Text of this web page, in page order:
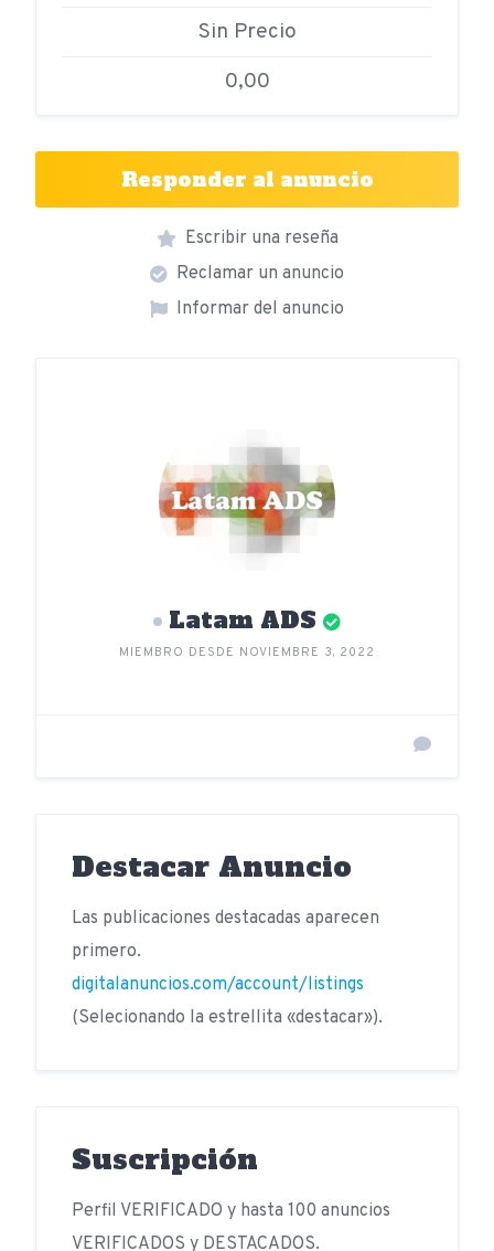
Sin Precio
0,00
Responder al anuncio
Escribir una reseña
Reclamar un anuncio
Informar del anuncio
Latam ADS
MIEMBRO DESDE NOVIEMBRE 3, 2022
Destacar Anuncio
Las publicaciones destacadas aparecen
primero.
digitalanuncios.com/account/listings
(Selecionando la estrellita «destacar»).
Suscripción
Perfil VERIFICADO y hasta 100 anuncios
VERIFICADOS y DESTACADOS.